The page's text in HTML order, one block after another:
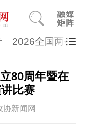
2026全国两会
80周年暨在
比赛
协新闻网